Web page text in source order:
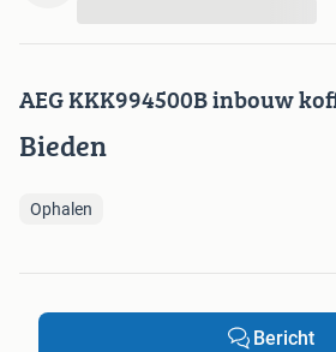
AEG KKK994500B inbouw
Bieden
Ophalen
Bericht